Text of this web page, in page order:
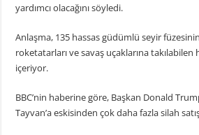
yardımcı olacağını söyledi.
Anlaşma, 135 hassas güdümlü seyir
roketatarları ve savaş uçaklarına takılabilen
içeriyor.
BBC’nin haberine göre, Başkan Donald
Tayvan’a eskisinden çok daha fazla silah